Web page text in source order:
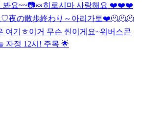
봐요~~📷🍬히로시마 사랑해요 ❤️❤️❤️
♡夜の散歩終わり～ 아리가토❤️🫠🫠🫠
여기ㅎ이거 무슨 씬이게요~위버스콘
자정 12시! 주목 🌟